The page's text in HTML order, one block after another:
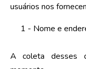
usuários nos
1 - Nome e
A coleta desses